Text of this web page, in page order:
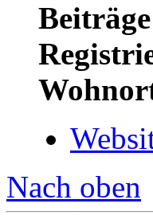
Nach oben